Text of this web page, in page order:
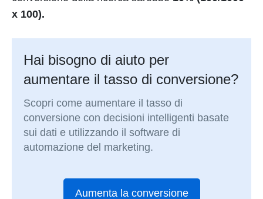
x 100).
Hai bisogno di aiuto per
aumentare il tasso di conversione?
Scopri come aumentare il tasso di
conversione con decisioni intelligenti basate
sui dati e utilizzando il software di
automazione del marketing.
Aumenta la conversione